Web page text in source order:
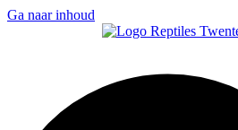
Ga naar inhoud